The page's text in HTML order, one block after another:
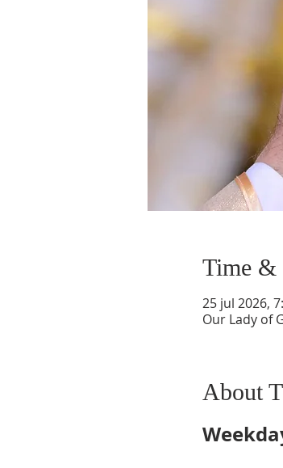
Time &
25 jul 2026,
Our Lady of
About